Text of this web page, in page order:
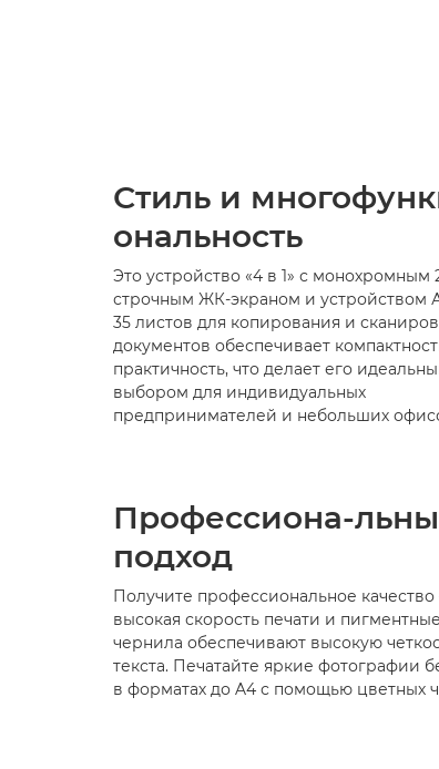
Стиль и
ональность
Это устройство «4 в 1» с монохромным
строчным ЖК-экраном и устройством
35 листов для копирования и
документов обеспечивает
практичность, что делает его
выбором для индивидуальных
предпринимателей и небольших
Профессиона-
подход
Получите профессиональное
высокая скорость печати и
чернила обеспечивают высокую
текста. Печатайте яркие фотографии
в форматах до A4 с помощью цветных